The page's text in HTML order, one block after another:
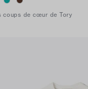
coups de cœur de Tory